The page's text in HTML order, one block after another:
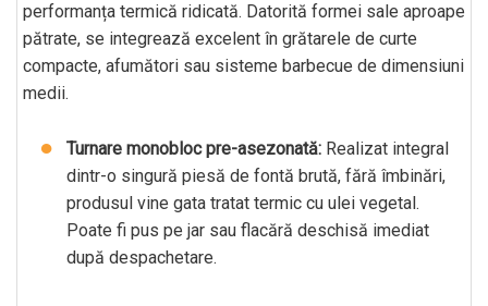
performanța termică ridicată. Datorită formei sale aproape
pătrate, se integrează excelent în grătarele de curte
compacte, afumători sau sisteme barbecue de dimensiuni
medii.
Turnare monobloc pre-asezonată: Realizat integral
dintr-o singură piesă de fontă brută, fără îmbinări,
produsul vine gata tratat termic cu ulei vegetal.
Poate fi pus pe jar sau flacără deschisă imediat
după despachetare.